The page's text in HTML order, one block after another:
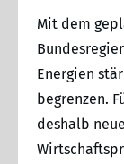
Mit dem
Energien
begrenzen.
deshalb